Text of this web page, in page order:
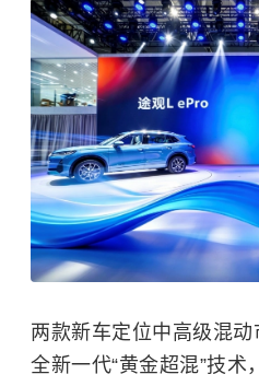
两款新车定位中高级混动
全新一代“黄金超混”技